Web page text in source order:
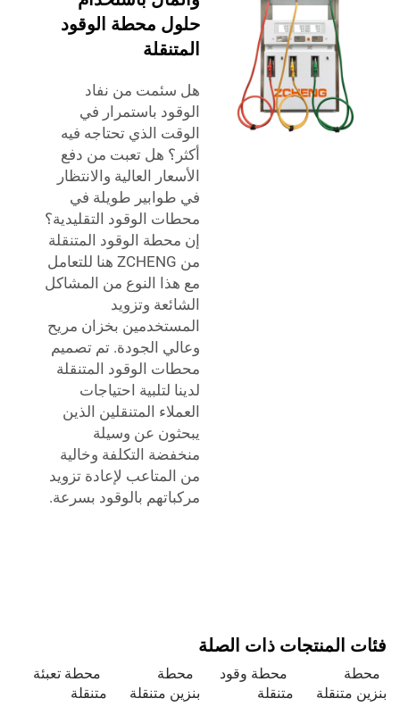
حلول محطة الوقود
المتنقلة
هل سئمت من نفاد
الوقود باستمرار في
الوقت الذي تحتاجه فيه
أكثر؟ هل تعبت من دفع
الأسعار العالية والانتظار
في طوابير طويلة في
محطات الوقود التقليدية؟
إن محطة الوقود المتنقلة
من ZCHENG هنا للتعامل
مع هذا النوع من المشاكل
الشائعة وتزويد
المستخدمين بخزان مريح
وعالي الجودة. تم تصميم
محطات الوقود المتنقلة
لدينا لتلبية احتياجات
العملاء المتنقلين الذين
يبحثون عن وسيلة
منخفضة التكلفة وخالية
من المتاعب لإعادة تزويد
مركباتهم بالوقود بسرعة.
فئات المنتجات ذات الصلة
محطة
بنزين متنقلة
محطة وقود
متنقلة
محطة
بنزين متنقلة
محطة تعبئة
متنقلة